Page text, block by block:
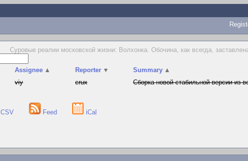
Суровые реалии московской жизни: Волхонка. Обочина, как всегда,
Assignee ▲ Reporter ▼ Summary ▲
viy crux Сборка новой стабильной версии из
CSV Feed iCal